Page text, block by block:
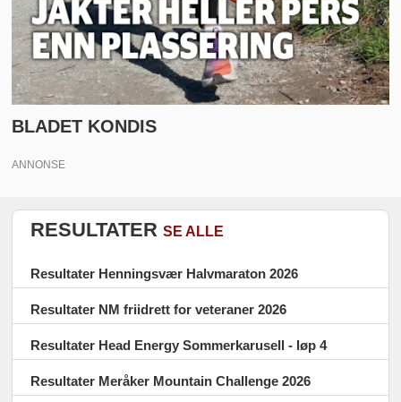
BLADET KONDIS
ANNONSE
RESULTATERSE ALLE
Resultater Henningsvær Halvmaraton 2026
Resultater NM friidrett for veteraner 2026
Resultater Head Energy Sommerkarusell - løp 4
Resultater Meråker Mountain Challenge 2026